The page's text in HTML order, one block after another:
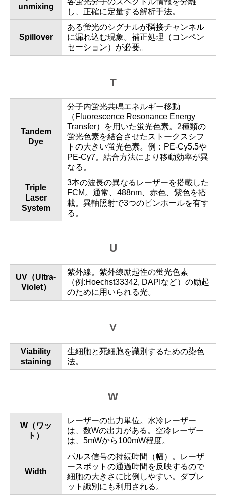
unmixing
し、正確に定量する解析手法。
Spillover
ある蛍光のシグナルが隣接チャンネル
に漏れ込む現象。補正処理（コンペン
セーション）が必要。
T
Tandem
Dye
分子内蛍光共鳴エネルギー移動
（Fluorescence Resonance Energy
Transfer）を用いた蛍光色素。2種類の
蛍光色素を結合させたストークスシフ
トの大きい蛍光色素。例：PE-Cy5.5や
PE-Cy7。結合方法により移動効率が異
なる。
Triple
Laser
System
3本の波長の異なるレーザーを搭載した
FCM。通常、488nm、赤色、紫色を搭
載。異軸照射で3つのピンホールを有す
る。
U
UV（Ultra-
Violet）
紫外線。紫外線励起性の蛍光色素
（例:Hoechst33342, DAPIなど）の励起
のために用いられる光。
V
Viability
staining
生細胞と死細胞を識別するための染色
法。
W
W（ワッ
ト）
レーザーの出力単位。水冷レーザー
は、数Wの出力がある。空冷レーザー
は、5mWから100mW程度。
Width
パルス信号の持続時間（幅）。レーザ
ースポットの通過時間を反映するので
細胞の大きさに比例しやすい。ダブレ
ット識別にも利用される。